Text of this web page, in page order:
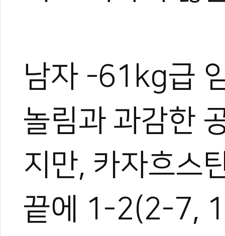
남자 -61kg급
놀림과 과감한
지만, 카자흐스
끝에 1-2(2-7,